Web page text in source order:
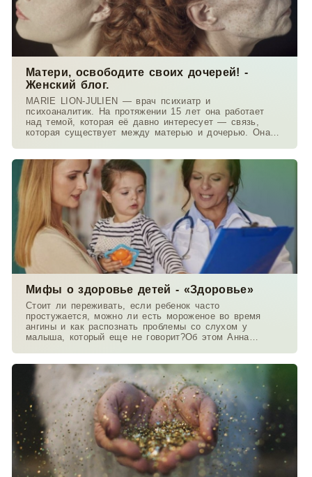
Матери, освободите своих дочерей! -
Женский блог.
MARIE LION-JULIEN — врач психиатр и
психоаналитик. На протяжении 15 лет она работает
над темой, которая её давно интересует — связь,
которая существует между матерью и дочерью. Она
Мифы о здоровье детей - «Здоровье»
Стоит ли переживать, если ребенок часто
простужается, можно ли есть мороженое во время
ангины и как распознать проблемы со слухом у
малыша, который еще не говорит?Об этом Анна